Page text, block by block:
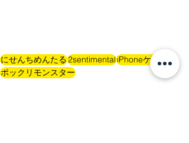
にせんちめんたる2sentimentaliPhoneケース
ポックリモンスター